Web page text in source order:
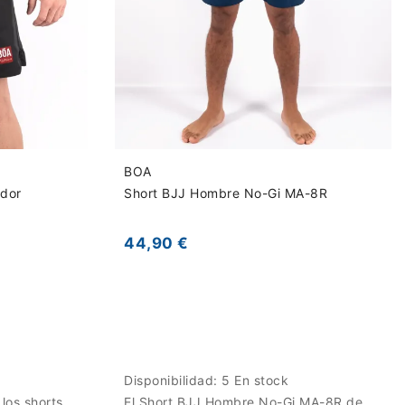
shorts
BOA
Short BJJ Hombre No-Gi MA-8R
44,90 €
Disponibilidad: 5 En stock
El Short BJJ Hombre No-Gi MA-8R de